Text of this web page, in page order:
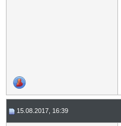
15.08.2017, 16:39